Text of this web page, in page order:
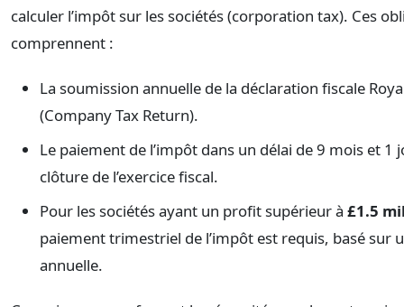
calculer l’impôt sur les sociétés (corporation tax). Ces
comprennent :
La soumission annuelle de la déclaration fiscale
(Company Tax Return).
Le paiement de l’impôt dans un délai de 9 mois et 1
clôture de l’exercice fiscal.
Pour les sociétés ayant un profit supérieur à £1.5
paiement trimestriel de l’impôt est requis, basé sur
annuelle.